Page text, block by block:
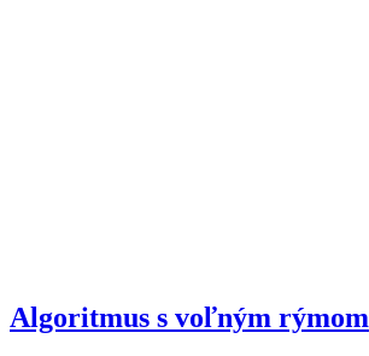
Algoritmus s voľným rýmom